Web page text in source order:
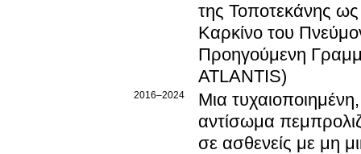
της Τοποτεκάνης
Καρκίνο του
Προηγούμενη
ATLANTIS)
2016–2024
Μια
αντίσωμα
σε ασθενείς με μη